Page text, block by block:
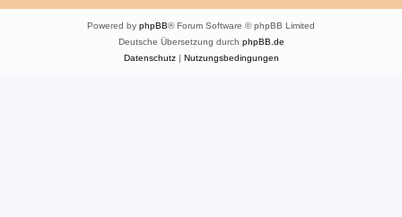
Powered by phpBB® Forum Software © phpBB Limited
Deutsche Übersetzung durch phpBB.de
Datenschutz| Nutzungsbedingungen